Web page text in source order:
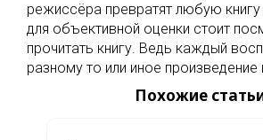
режиссёра превратят любую
для объективной оценки стоит
прочитать книгу. Ведь каждый
разному то или иное произведение
Похожие